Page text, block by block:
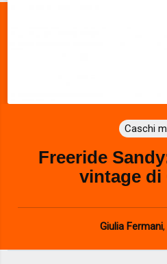
Caschi
Freeride
vintage di
Giulia Fermani,